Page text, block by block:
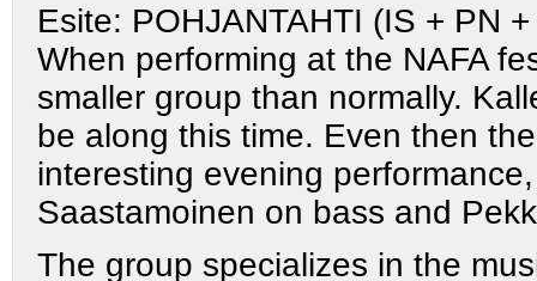
Esite: POHJANTAHTI (IS + PN
When performing at the NAFA
smaller group than normally.
be along this time. Even then
interesting evening
Saastamoinen on bass and
The group specializes in the